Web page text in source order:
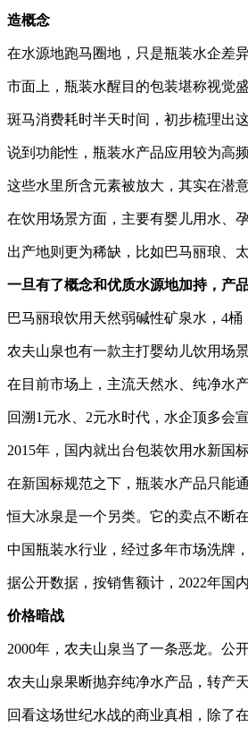
造概念
在水源地跑马圈地，只是瓶装水企差
市面上，瓶装水醒目的包装堪称视觉
斑马消费耗时半天时间，初步梳理出
说到功能性，瓶装水产品应用较为高
这些水里所含元素被放大，其实在潜
在饮用场景方面，主要有婴儿用水、
出产地则更为稀缺，比如巴马丽琅、
一旦有了概念和优质水源地加持，产
巴马丽琅饮用天然弱碱性矿泉水，4桶
农夫山泉也有一款主打婴幼儿饮用场
在目前市场上，主流天然水、纯净水
回溯1元水、2元水时代，水企顶多会
2015年，国内就出台包装饮用水新国
在新国标规范之下，瓶装水产品只能
恒大冰泉是一个另类。它的卖点不断
中国瓶装水行业，经过多年市场洗牌，
据公开数据，按销售额计，2022年国
价格暗战
2000年，农夫山泉当了一条恶龙。公
农夫山泉果断抛弃纯净水产品，转产
回看这场世纪水战的商业真相，除了